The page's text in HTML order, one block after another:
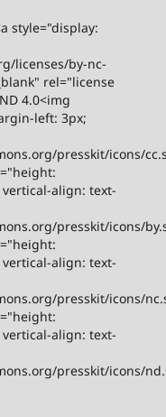
style="display:
licenses/by-nc-
rel="license
4.0<img
left: 3px;
presskit/icons/
align: text-
presskit/icons/
align: text-
presskit/icons/
align: text-
presskit/icons/